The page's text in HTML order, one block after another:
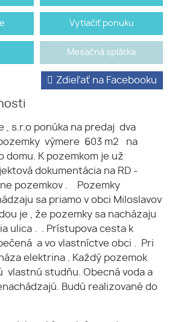
Vytlačiť ponuku
Mesačná splátka
Zdieľať na Facebooku
, s.r.o ponúka na predaj dva
výmere 603 m2 na
domu. K pozemkom je už
dokumentácia na RD -
pozemkov . Pozemky
sa priamo v obci Miloslavov
je , že pozemky sa nacházaju
ulica . . Prístupova cesta k
a vo vlastníctve obci . Pri
elektrina . Každý pozemok
vlastnú studňu. Obecná voda a
Budú realizované do